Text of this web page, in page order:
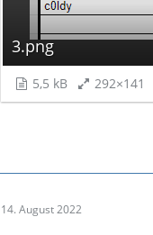
3.png
5,5 kB 292×141
14. August 2022